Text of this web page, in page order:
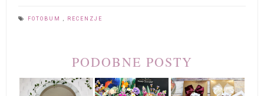
FOTOBUM RECENZJE
PODOBNE POSTY